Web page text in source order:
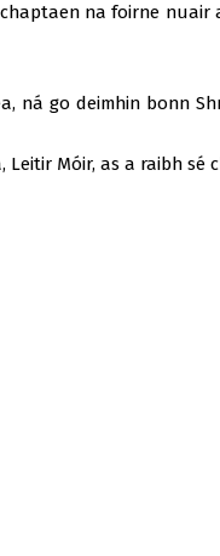
na foirne nuair
ná go deimhin bonn
Móir, as a raibh sé